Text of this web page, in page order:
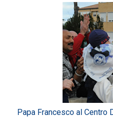
Papa Francesco al Centro